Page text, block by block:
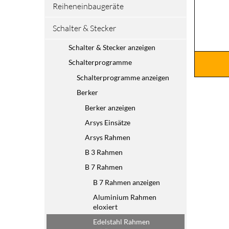
Reiheneinbaugeräte
Schalter & Stecker
Schalter & Stecker anzeigen
Schalterprogramme
Schalterprogramme anzeigen
Berker
Berker anzeigen
Arsys Einsätze
Arsys Rahmen
B 3 Rahmen
B 7 Rahmen
B 7 Rahmen anzeigen
Aluminium Rahmen
eloxiert
Edelstahl Rahmen